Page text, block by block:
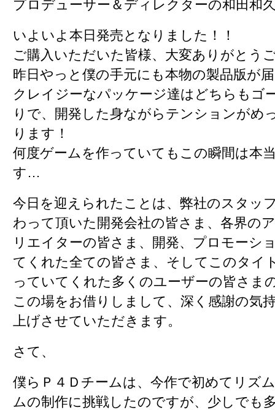
プロデューサー＆ディレクターの和田和
いよいよ本日発売となりました！！
ご購入いただいた皆様、大変ありがとう
昨日やっと僕の手元にも本物の製品版が
クレイジーなパッケージ達はどちらもゴ
りで、開発した身ながらテンションがめ
ります！
何度ゲームを作っていてもこの瞬間は本
す…
今日を迎えられたことは、弊社のスタッ
わって頂いた開発会社の皆さま、各界の
リエイターの皆さま、開発、プロモーシ
てくれた全ての皆さま、そしてこのタイ
っていてくれた多くのユーザーの皆さま
この場をお借りしまして、深く感謝の気
上げさせていただきます。
さて、
僕らＰ４Ｄチームは、今作で初めてリズ
ムの制作に挑戦したのですが、少しでも